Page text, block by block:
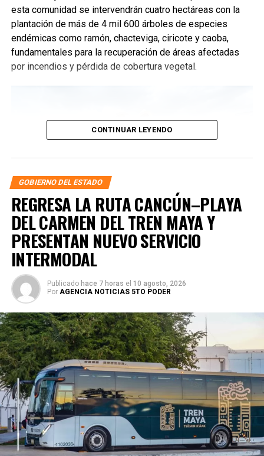
esta comunidad se intervendrán cuatro hectáreas con la
plantación de más de 4 mil 600 árboles de especies
endémicas como ramón, chacteviga, ciricote y caoba,
fundamentales para la recuperación de áreas afectadas
por incendios y pérdida de cobertura vegetal.
En todo el territorio estatal se sembrarán más de 12 mil
árboles con el acompañamiento de dependencias
federales y estatales como SADER, SEMARNAT,
CONAGUA, CONANP, CONAFOR y Sembrando Vida. En su
mensaje, Mara Lezama destacó que esta estrategia
nacional coloca a la naturaleza en el centro del bienestar y
reafirma el compromiso de Quintana Roo con la protección
ambiental. “Hoy sembramos árboles, pero en realidad
estamos sembrando el futuro de México”, expresó
durante el enlace.
CONTINUAR LEYENDO
GOBIERNO DEL ESTADO
REGRESA LA RUTA CANCÚN–PLAYA
DEL CARMEN DEL TREN MAYA Y
PRESENTAN NUEVO SERVICIO
INTERMODAL
Publicado hace 7 horas el 10 agosto, 2026
Por AGENCIA NOTICIAS 5TO PODER